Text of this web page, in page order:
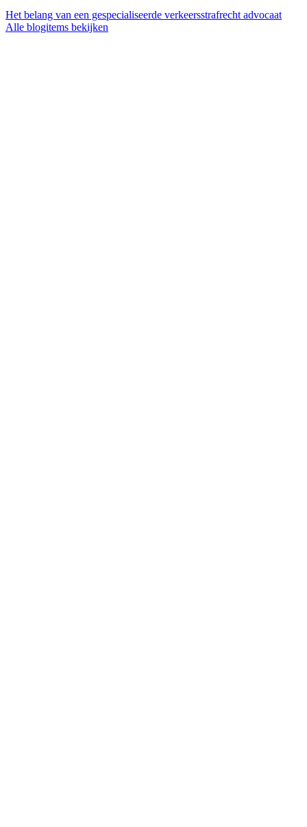
Het belang van een gespecialiseerde verkeersstrafrecht advocaat
Alle blogitems bekijken